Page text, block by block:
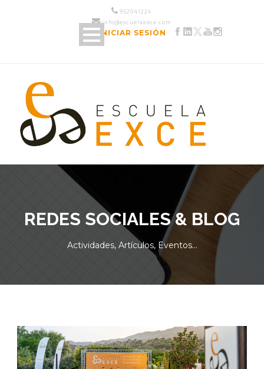
952 04 12 24
info@escuelaexce.com
INICIAR SESIÓN
REDES SOCIALES & BLOG
Actividades, Artículos, Eventos...